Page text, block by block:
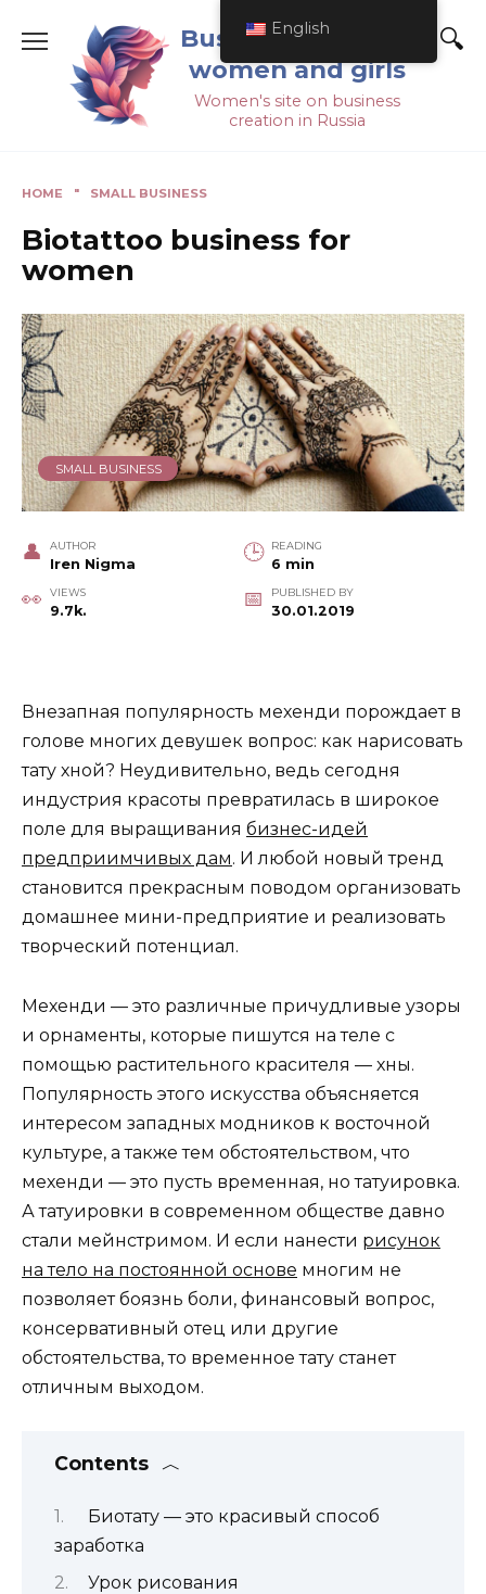
Business ideas for
women and girls
Women's site on business
creation in Russia
HOME " SMALL BUSINESS
Biotattoo business for
women
SMALL BUSINESS
AUTHOR
Iren Nigma
READING
6 min
VIEWS
9.7k.
PUBLISHED BY
30.01.2019
Внезапная популярность мехенди порождает в
голове многих девушек вопрос: как нарисовать
тату хной? Неудивительно, ведь сегодня
индустрия красоты превратилась в широкое
поле для выращивания бизнес-идей
предприимчивых дам. И любой новый тренд
становится прекрасным поводом организовать
домашнее мини-предприятие и реализовать
творческий потенциал.
Мехенди — это различные причудливые узоры
и орнаменты, которые пишутся на теле с
помощью растительного красителя — хны.
Популярность этого искусства объясняется
интересом западных модников к восточной
культуре, а также тем обстоятельством, что
мехенди — это пусть временная, но татуировка.
А татуировки в современном обществе давно
стали мейнстримом. И если нанести рисунок
на тело на постоянной основе многим не
позволяет боязнь боли, финансовый вопрос,
консервативный отец или другие
обстоятельства, то временное тату станет
отличным выходом.
Contents
Биотату — это красивый способ
заработка
Урок рисования
English